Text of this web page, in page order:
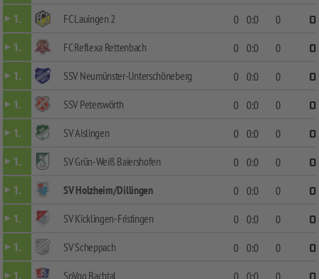
1.
FC Lauingen 2 0 0:0 0
0
1.
FC Reflexa Rettenbach 0 0:0 0
0
1.
SSV Neumünster-Unterschöneberg 0 0:0 0
0
1.
SSV Peterswörth 0 0:0 0
0
1.
SV Aislingen 0 0:0 0
0
1.
SV Grün-Weiß Baiershofen 0 0:0 0
0
1.
SV Holzheim/Dillingen 0 0:0 0
0
1.
SV Kicklingen-Fristingen 0 0:0 0
0
1.
SV Scheppach 0 0:0 0
0
SpVgg Bachtal 0 0:0 0